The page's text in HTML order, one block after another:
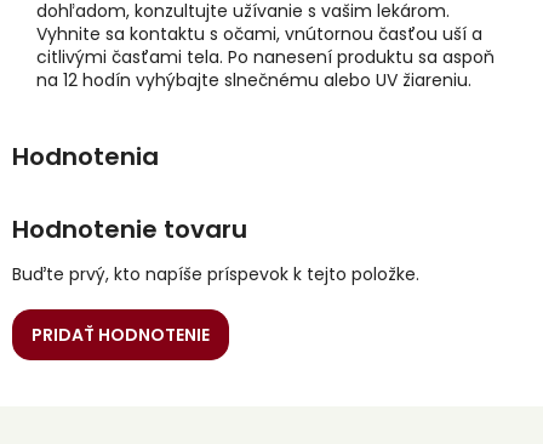
dohľadom, konzultujte užívanie s vašim lekárom.
Vyhnite sa kontaktu s očami, vnútornou časťou uší a
citlivými časťami tela. Po nanesení produktu sa aspoň
na 12 hodín vyhýbajte slnečnému alebo UV žiareniu.
Hodnotenie tovaru
Buďte prvý, kto napíše príspevok k tejto položke.
PRIDAŤ HODNOTENIE